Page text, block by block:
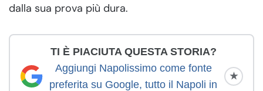
dalla sua prova più dura.
TI È PIACIUTA QUESTA STORIA?
Aggiungi Napolissimo come fonte
preferita su Google, tutto il Napoli in
★